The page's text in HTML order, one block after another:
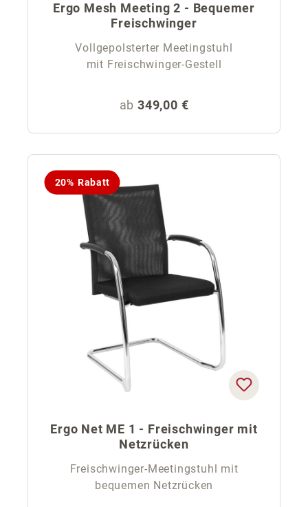
Ergo Mesh Meeting 2 - Bequemer
Freischwinger
Vollgepolsterter Meetingstuhl
mit Freischwinger-Gestell
Regulärer Preis:
ab 349,00 €
20% Rabatt
Ergo Net ME 1 - Freischwinger mit
Netzrücken
Freischwinger-Meetingstuhl mit
bequemen Netzrücken